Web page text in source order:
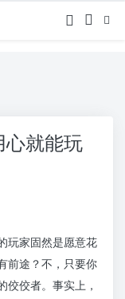
心就能玩
玩家固然是愿意花
前途？不，只要你
佼佼者。事实上，